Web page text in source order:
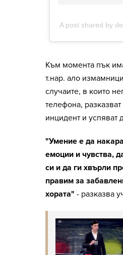
Към момента пък
т.нар. ало
случаите, в които
телефона,
инцидент и успяват
"Умение е да
емоции и чувства,
си и да ги хвърли
правим за
хората" - разказва